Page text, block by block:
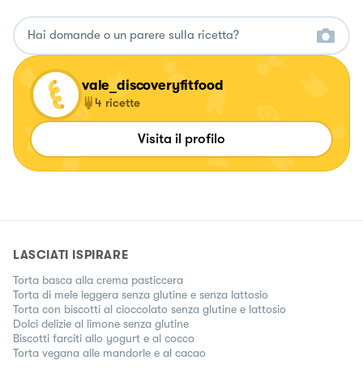
vale_discoveryfitfood
4 ricette
Visita il profilo
LASCIATI ISPIRARE
Torta basca alla crema pasticcera
Torta di mele leggera senza glutine e senza lattosio
Torta con biscotti al cioccolato senza glutine e lattosio
Dolci delizie al limone senza glutine
Biscotti farciti allo yogurt e al cocco
Torta vegana alle mandorle e al cacao